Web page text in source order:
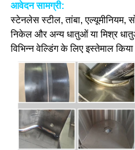
आवेदन सामग्री:
स्टेनलेस स्टील, तांबा, एल्यूमीनियम,
निकेल और अन्य धातुओं या मिश्र
विभिन्न वेल्डिंग के लिए इस्तेमाल